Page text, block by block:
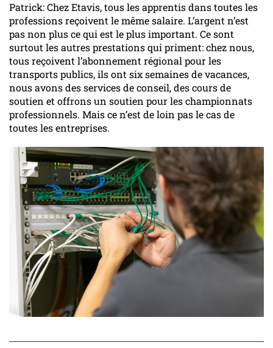
Patrick: Chez Etavis, tous les apprentis dans toutes les
professions reçoivent le même salaire. L’argent n’est
pas non plus ce qui est le plus important. Ce sont
surtout les autres prestations qui priment: chez nous,
tous reçoivent l’abonnement régional pour les
transports publics, ils ont six semaines de vacances,
nous avons des services de conseil, des cours de
soutien et offrons un soutien pour les championnats
professionnels. Mais ce n’est de loin pas le cas de
toutes les entreprises.